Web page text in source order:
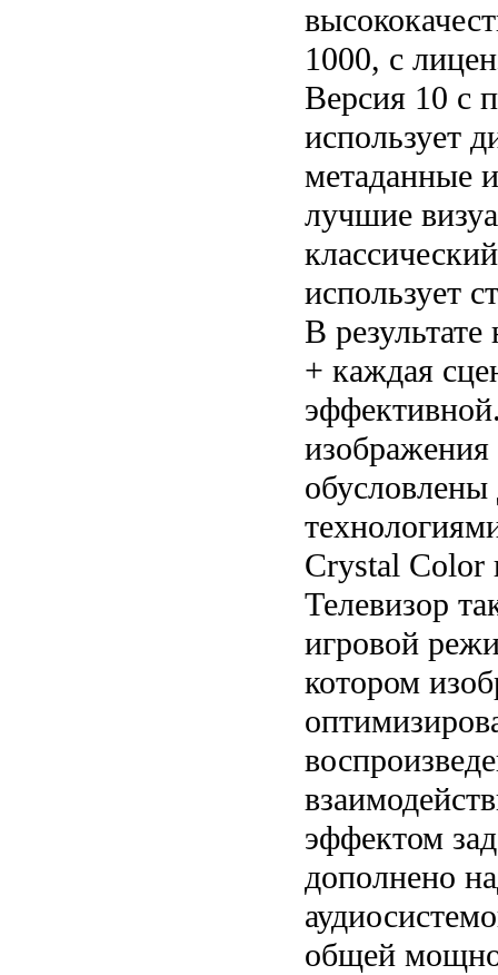
1000, с
Версия 10 с
использует
метаданные
лучшие
использует
В
+ каждая
изображения
Crystal
Телевизор
игровой
котором
эффектом
дополнено
общей